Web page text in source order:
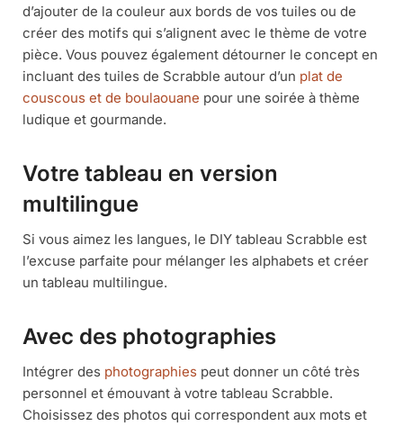
d’ajouter de la couleur aux bords de vos tuiles ou de
créer des motifs qui s’alignent avec le thème de votre
pièce. Vous pouvez également détourner le concept en
incluant des tuiles de Scrabble autour d’un plat de
couscous et de boulaouane pour une soirée à thème
ludique et gourmande.
Votre tableau en version
multilingue
Si vous aimez les langues, le DIY tableau Scrabble est
l’excuse parfaite pour mélanger les alphabets et créer
un tableau multilingue.
Avec des photographies
Intégrer des photographies peut donner un côté très
personnel et émouvant à votre tableau Scrabble.
Choisissez des photos qui correspondent aux mots et